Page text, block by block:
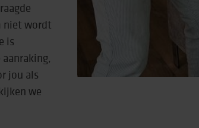
niet wordt
is
jou als
we